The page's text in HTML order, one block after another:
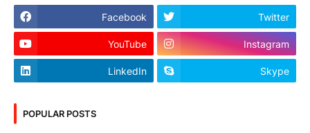
Facebook Twitter
YouTube Instagram
LinkedIn Skype
POPULAR POSTS